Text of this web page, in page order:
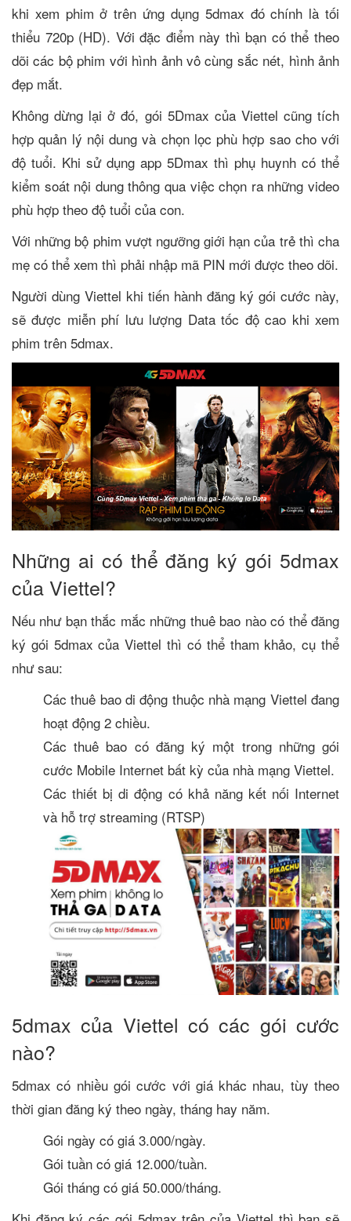
khi xem phim ở trên ứng dụng 5dmax đó chính là tối
thiểu 720p (HD). Với đặc điểm này thì bạn có thể theo
dõi các bộ phim với hình ảnh vô cùng sắc nét, hình ảnh
đẹp mắt.
Không dừng lại ở đó, gói 5Dmax của Viettel cũng tích
hợp quản lý nội dung và chọn lọc phù hợp sao cho với
độ tuổi. Khi sử dụng app 5Dmax thì phụ huynh có thể
kiểm soát nội dung thông qua việc chọn ra những video
phù hợp theo độ tuổi của con.
Với những bộ phim vượt ngưỡng giới hạn của trẻ thì cha
mẹ có thể xem thì phải nhập mã PIN mới được theo dõi.
Người dùng Viettel khi tiến hành đăng ký gói cước này,
sẽ được miễn phí lưu lượng Data tốc độ cao khi xem
phim trên 5dmax.
Những ai có thể đăng ký gói 5dmax
của Viettel?
Nếu như bạn thắc mắc những thuê bao nào có thể đăng
ký gói 5dmax của Viettel thì có thể tham khảo, cụ thể
như sau:
Các thuê bao di động thuộc nhà mạng Viettel đang
hoạt động 2 chiều.
Các thuê bao có đăng ký một trong những gói
cước Mobile Internet bất kỳ của nhà mạng Viettel.
Các thiết bị di động có khả năng kết nối Internet
và hỗ trợ streaming (RTSP)
5dmax của Viettel có các gói cước
nào?
5dmax có nhiều gói cước với giá khác nhau, tùy theo
thời gian đăng ký theo ngày, tháng hay năm.
Gói ngày có giá 3.000/ngày.
Gói tuần có giá 12.000/tuần.
Gói tháng có giá 50.000/tháng.